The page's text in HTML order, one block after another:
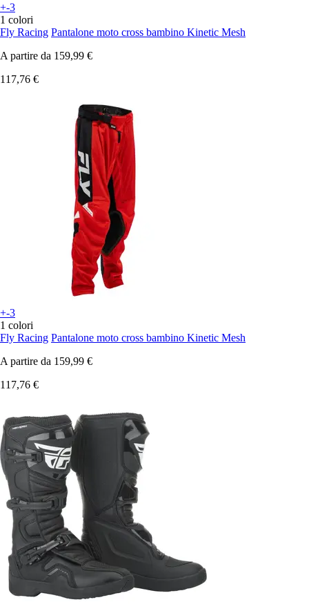
+-3
1 colori
Fly Racing Pantalone moto cross bambino Kinetic Mesh
A partire da 159,99 €
117,76 €
+-3
1 colori
Fly Racing Pantalone moto cross bambino Kinetic Mesh
A partire da 159,99 €
117,76 €